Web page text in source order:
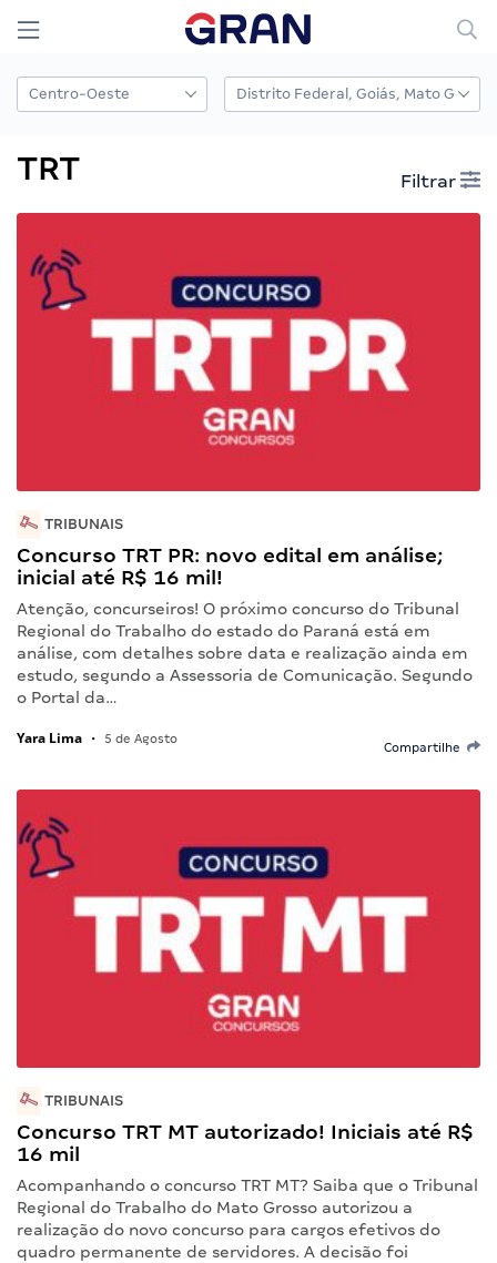
TRT Filtrar
TRIBUNAIS
Concurso TRT PR: novo edital em análise;
inicial até R$ 16 mil!
Atenção, concurseiros! O próximo concurso do Tribunal
Regional do Trabalho do estado do Paraná está em
análise, com detalhes sobre data e realização ainda em
estudo, segundo a Assessoria de Comunicação. Segundo
o Portal da…
Yara Lima • 5 de Agosto
Compartilhe
TRIBUNAIS
Concurso TRT MT autorizado! Iniciais até R$
16 mil
Acompanhando o concurso TRT MT? Saiba que o Tribunal
Regional do Trabalho do Mato Grosso autorizou a
realização do novo concurso para cargos efetivos do
quadro permanente de servidores. A decisão foi